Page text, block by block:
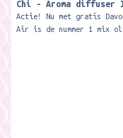
Chi - Aroma diffuser
Actie! Nu met gratis
Air is de nummer 1 mix